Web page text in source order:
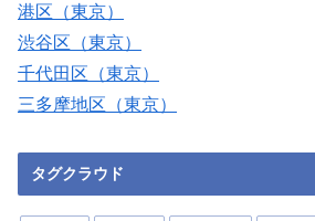
港区（東京）
渋谷区（東京）
千代田区（東京）
三多摩地区（東京）
タグクラウド